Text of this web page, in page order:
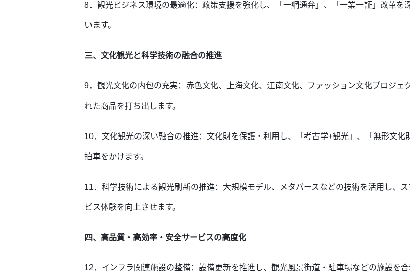
8．観光ビジネス環境の最適化：政策支援を強化し、「一網通弁」、「一業一証」改革
います。
三、文化観光と科学技術の融合の推進
9．観光文化の内包の充実：赤色文化、上海文化、江南文化、ファッション文化プロジ
れた商品を打ち出します。
10．文化観光の深い融合の推進：文化財を保護・利用し、「考古学+観光」、「無形文
拍車をかけます。
11．科学技術による観光刷新の推進：大規模モデル、メタバースなどの技術を活用し、
ビス体験を向上させます。
四、高品質・高効率・安全サービスの高度化
12．インフラ関連施設の整備：設備更新を推進し、観光風景街道・駐車場などの施設を